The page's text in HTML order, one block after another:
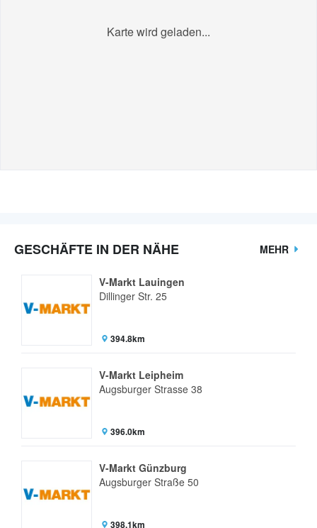
Karte wird geladen...
GESCHÄFTE IN DER NÄHE MEHR
V-Markt Lauingen
Dillinger Str. 25
394.8km
V-Markt Leipheim
Augsburger Strasse 38
396.0km
V-Markt Günzburg
Augsburger Straße 50
398.1km